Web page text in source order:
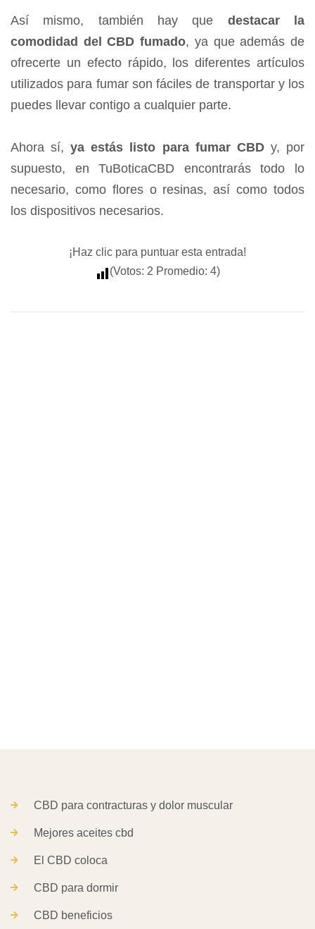
Así mismo, también hay que destacar la
comodidad del CBD fumado, ya que además de
ofrecerte un efecto rápido, los diferentes artículos
utilizados para fumar son fáciles de transportar y los
puedes llevar contigo a cualquier parte.
Ahora sí,ya estás listo para fumar CBDy, por
supuesto, en TuBoticaCBD encontrarás todo lo
necesario, como flores o resinas, así como todos
los dispositivos necesarios.
¡Haz clic para puntuar esta entrada!
(Votos: 2 Promedio: 4)
CBD para contracturas y dolor muscular
Mejores aceites cbd
El CBD coloca
CBD para dormir
CBD beneficios